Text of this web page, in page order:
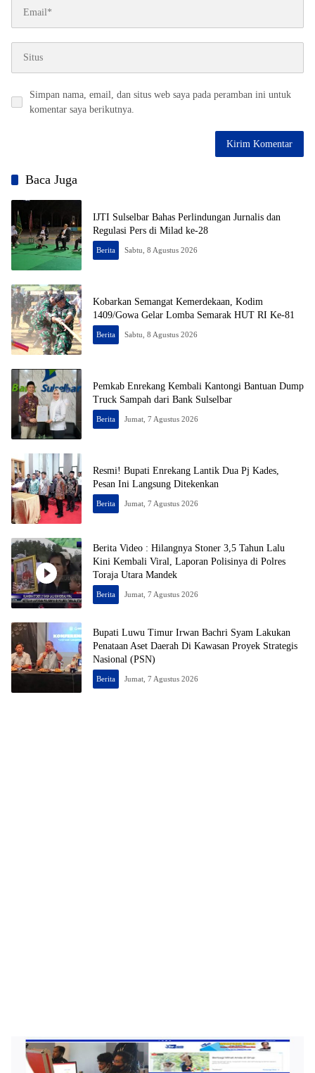
Simpan nama, email, dan situs web saya pada peramban ini untuk
komentar saya berikutnya.
Baca Juga
IJTI Sulselbar Bahas Perlindungan Jurnalis dan
Regulasi Pers di Milad ke-28
Berita Sabtu, 8 Agustus 2026
Kobarkan Semangat Kemerdekaan, Kodim
1409/Gowa Gelar Lomba Semarak HUT RI Ke-81
Berita Sabtu, 8 Agustus 2026
Pemkab Enrekang Kembali Kantongi Bantuan Dump
Truck Sampah dari Bank Sulselbar
Berita Jumat, 7 Agustus 2026
Resmi! Bupati Enrekang Lantik Dua Pj Kades,
Pesan Ini Langsung Ditekenkan
Berita Jumat, 7 Agustus 2026
Berita Video : Hilangnya Stoner 3,5 Tahun Lalu
Kini Kembali Viral, Laporan Polisinya di Polres
Toraja Utara Mandek
Berita Jumat, 7 Agustus 2026
Bupati Luwu Timur Irwan Bachri Syam Lakukan
Penataan Aset Daerah Di Kawasan Proyek Strategis
Nasional (PSN)
Berita Jumat, 7 Agustus 2026